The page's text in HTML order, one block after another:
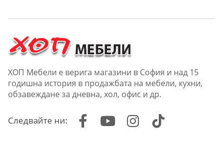
ХОП Мебели е верига магазини в София и над 15
годишна история в продажбата на мебели, кухни,
обзавеждане за дневна, хол, офис и др.
Следвайте ни: